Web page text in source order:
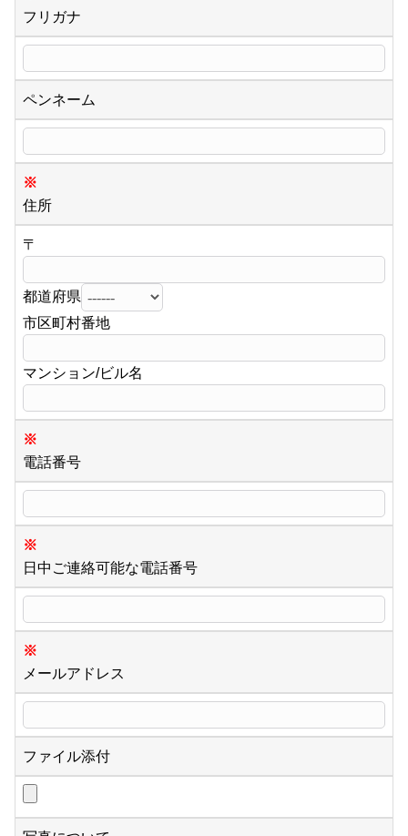
フリガナ
ペンネーム
※
住所
〒
都道府県
市区町村番地
マンション/ビル名
※
電話番号
※
日中ご連絡可能な電話番号
※
メールアドレス
ファイル添付